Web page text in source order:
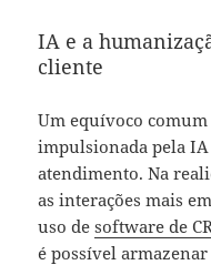
IA e a
cliente
Um equívoco comum
impulsionada pela
atendimento. Na
as interações mais
uso desoftware de
é possível